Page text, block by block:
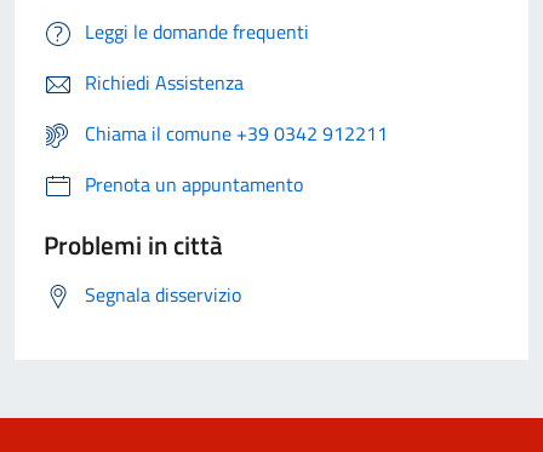
Leggi le domande frequenti
Richiedi Assistenza
Chiama il comune +39 0342 912211
Prenota un appuntamento
Problemi in città
Segnala disservizio